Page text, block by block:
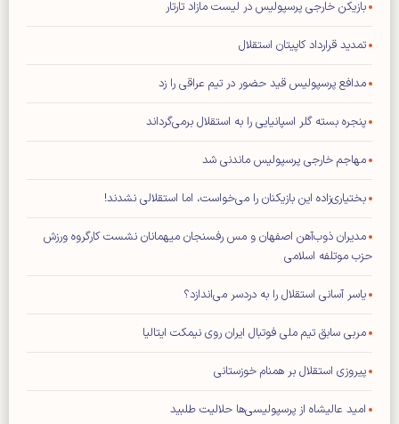
بازیکن خارجی پرسپولیس در لیست مازاد تارتار
تمدید قرارداد کاپیتان استقلال
مدافع پرسپولیس قید حضور در تیم عراقی را زد
پنجره بسته گلر اسپانیایی را به استقلال برمی‌گرداند
مهاجم خارجی پرسپولیس ماندنی شد
بختیاری‌زاده این بازیکنان را می‌خواست، اما استقلالی نشدند!
مدیران ذوب‌آهن اصفهان و مس رفسنجان میهمانان نشست کارگروه ورزش
حزب موتلفه اسلامی
یاسر آسانی استقلال را به دردسر می‌اندازد؟
مربی سابق تیم ملی فوتبال ایران روی نیمکت ایتالیا
پیروزی استقلال بر همنام خوزستانی
امید عالیشاه از پرسپولیسی‌ها حلالیت طلبید